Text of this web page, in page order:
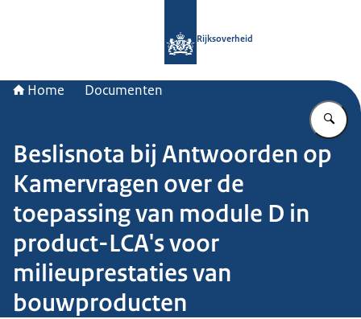
Rijksoverheid
Home Documenten
Beslisnota bij Antwoorden op
Kamervragen over de
toepassing van module D in
product-LCA's voor
milieuprestaties van
bouwproducten